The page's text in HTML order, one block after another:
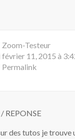
Zoom-Testeur
février 11, 2015 à
Permalink
REPONSE
des tutos je trouve